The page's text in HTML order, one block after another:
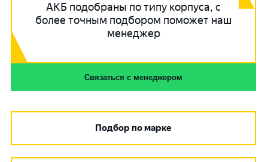
АКБ подобраны по типу корпуса, с
более точным подбором поможет наш
менеджер
Связаться с менеджером
Подбор по марке